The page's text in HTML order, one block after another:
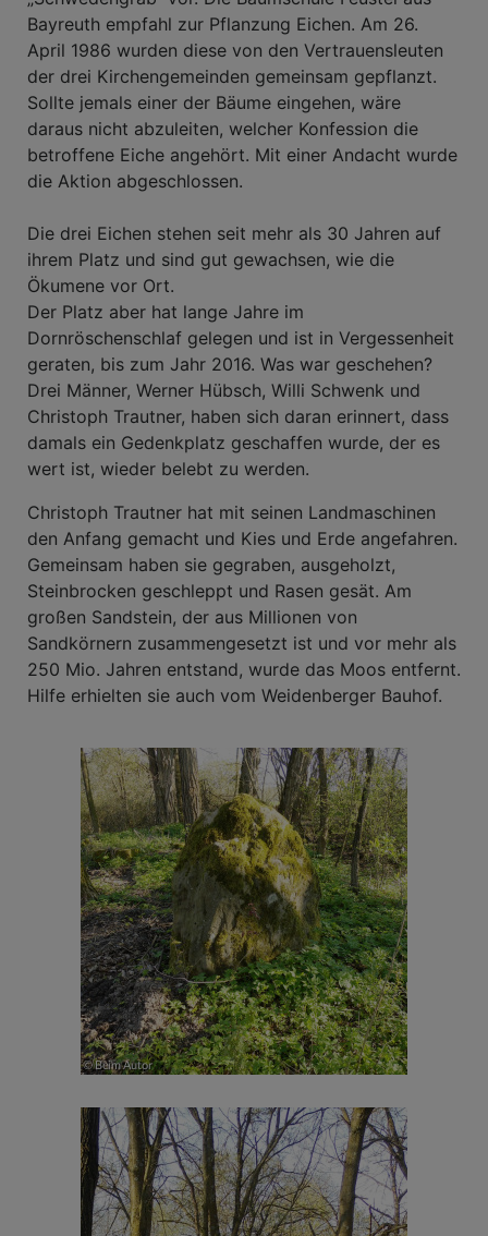
Bayreuth empfahl zur Pflanzung Eichen. Am 26.
April 1986 wurden diese von den Vertrauensleuten
der drei Kirchengemeinden gemeinsam gepflanzt.
Sollte jemals einer der Bäume eingehen, wäre
daraus nicht abzuleiten, welcher Konfession die
betroffene Eiche angehört. Mit einer Andacht wurde
die Aktion abgeschlossen.
Die drei Eichen stehen seit mehr als 30 Jahren auf
ihrem Platz und sind gut gewachsen, wie die
Ökumene vor Ort.
Der Platz aber hat lange Jahre im
Dornröschenschlaf gelegen und ist in Vergessenheit
geraten, bis zum Jahr 2016. Was war geschehen?
Drei Männer, Werner Hübsch, Willi Schwenk und
Christoph Trautner, haben sich daran erinnert, dass
damals ein Gedenkplatz geschaffen wurde, der es
wert ist, wieder belebt zu werden.
Christoph Trautner hat mit seinen Landmaschinen
den Anfang gemacht und Kies und Erde angefahren.
Gemeinsam haben sie gegraben, ausgeholzt,
Steinbrocken geschleppt und Rasen gesät. Am
großen Sandstein, der aus Millionen von
Sandkörnern zusammengesetzt ist und vor mehr als
250 Mio. Jahren entstand, wurde das Moos entfernt.
Hilfe erhielten sie auch vom Weidenberger Bauhof.